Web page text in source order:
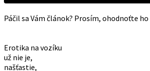
Páčil sa Vám článok? Prosím, ohodnoťte ho
Erotika na vozíku
už nie je,
našťastie,